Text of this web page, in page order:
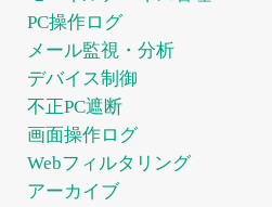
PC操作ログ
メール監視・分析
デバイス制御
不正PC遮断
画面操作ログ
Webフィルタリング
アーカイブ